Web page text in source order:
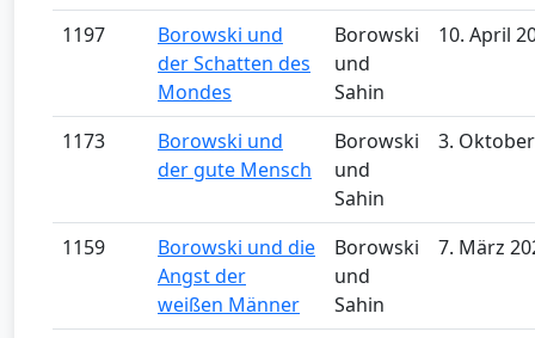
1197
Borowski und
der Schatten des
Mondes
Borowski
und
Sahin
10. April
1173
Borowski und
der gute Mensch
Borowski
und
Sahin
3.
1159
Borowski und die
Angst der
weißen Männer
Borowski
und
Sahin
7. März